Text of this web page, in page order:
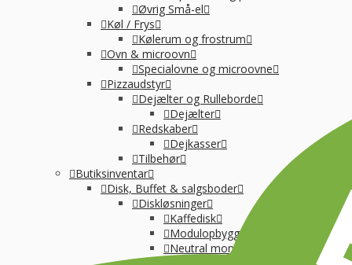
Øvrig Små-el
Køl / Frys
Kølerum og frostrum
Ovn & microovn
Specialovne og microovne
Pizzaudstyr
Dejælter og Rulleborde
Dejælter
Redskaber
Dejkasser
Tilbehør
Butiksinventar
Disk, Buffet & salgsboder
Diskløsninger
Kaffedisk
Modulopbygget
Neutral montre